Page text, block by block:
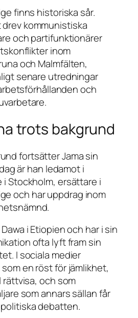
finns historiska sår.
kommunistiska
och partifunktionärer
inom
och Malmfälten,
senare utredningar
och
trots bakgrund
fortsätter Jama sin
är han ledamot i
Stockholm, ersättare i
och har uppdrag inom
i Etiopien och har i sin
ofta lyft fram sin
I sociala medier
en röst för jämlikhet,
rättvisa, och som
som annars sällan får
debatten.